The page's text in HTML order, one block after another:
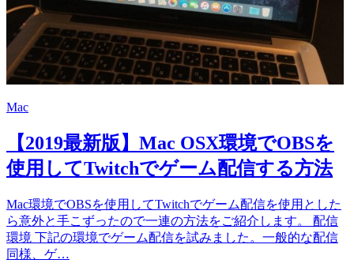
Mac
【2019最新版】Mac OSX環境でOBSを
使用してTwitchでゲーム配信する方法
Mac環境でOBSを使用してTwitchでゲーム配信を使用とした
ら意外と手こずったので一連の方法をご紹介します。 配信
環境 下記の環境でゲーム配信を試みました。一般的な配信
同様、ゲ…